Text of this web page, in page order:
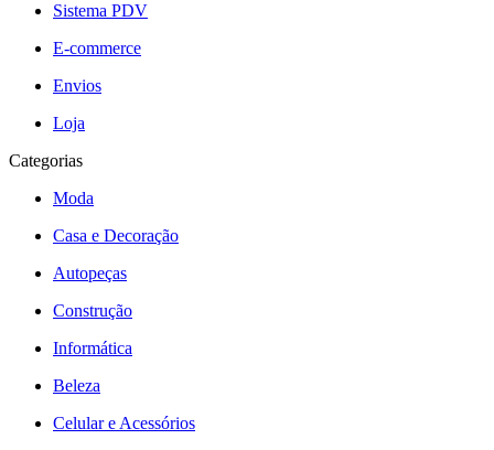
Sistema PDV
E-commerce
Envios
Loja
Categorias
Moda
Casa e Decoração
Autopeças
Construção
Informática
Beleza
Celular e Acessórios